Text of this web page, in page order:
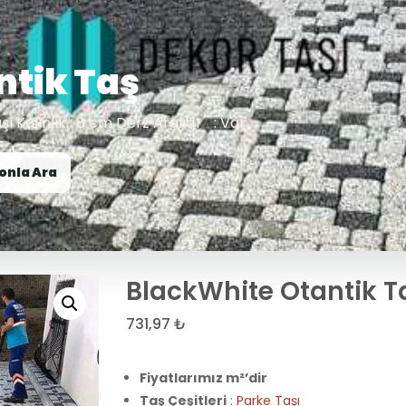
Taş
Kalınlık : 8 cm Derz Aralığı : Var
Ara
BlackWhite Otantik
731,97 ₺
Fiyatlarımız m²’dir
Taş Çeşitleri : Parke Taşı